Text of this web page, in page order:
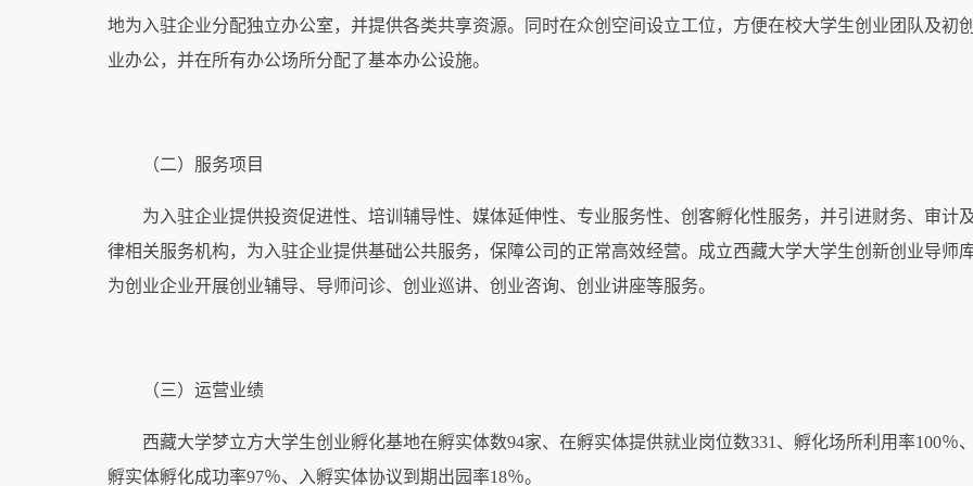
地为入驻企业分配独立办公室，并提供各类共享资源。同时在众创空间设立工位，方便在校大学生创业团队及初
业办公，并在所有办公场所分配了基本办公设施。
（二）服务项目
为入驻企业提供投资促进性、培训辅导性、媒体延伸性、专业服务性、创客孵化性服务，并引进财务、审计
律相关服务机构，为入驻企业提供基础公共服务，保障公司的正常高效经营。成立西藏大学大学生创新创业导师库
为创业企业开展创业辅导、导师问诊、创业巡讲、创业咨询、创业讲座等服务。
（三）运营业绩
西藏大学梦立方大学生创业孵化基地在孵实体数94家、在孵实体提供就业岗位数331、孵化场所利用率100％
孵实体孵化成功率97％、入孵实体协议到期出园率18％。